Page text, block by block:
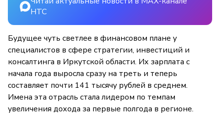
НТС
Будущее чуть светлее в финансовом плане у
специалистов в сфере стратегии, инвестиций и
консалтинга в Иркутской области. Их зарплата с
начала года выросла сразу на треть и теперь
составляет почти 141 тысячу рублей в среднем.
Имена эта отрасль стала лидером по темпам
увеличения дохода за первые полгода в регионе.